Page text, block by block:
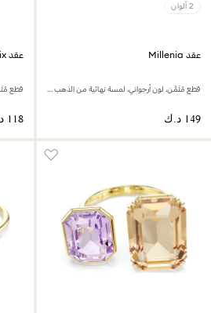
2 ألوان
عقد Millenia
قطع مُثَمَّن، لون أرجواني، لمسة نهائية من الذهب عيار 18 قيراط
عقد Matrix